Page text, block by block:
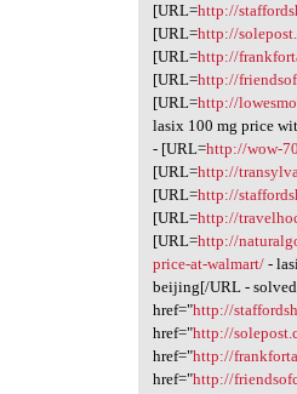
[URL=http://
[URL=http://
[URL=http://
[URL=http://
[URL=http://
lasix 100 mg price
- [URL=http://wow-
[URL=http://
[URL=http://
[URL=http://
[URL=http://
price-at-walmart/ -
beijing[/URL -
href="http://
href="http://
href="http://
href="http://